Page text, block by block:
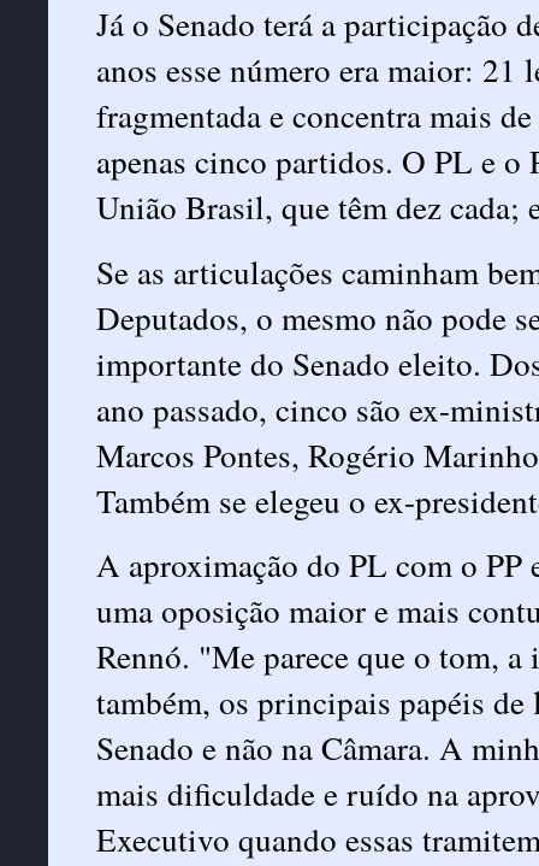
Já o Senado terá a participação
anos esse número era maior: 21
fragmentada e concentra mais
apenas cinco partidos. O PL e
União Brasil, que têm dez cada;
Se as articulações caminham
Deputados, o mesmo não pode
importante do Senado eleito.
ano passado, cinco são ex-
Marcos Pontes, Rogério
Também se elegeu o ex-
A aproximação do PL com o PP
uma oposição maior e mais
Rennó. "Me parece que o tom,
também, os principais papéis de
Senado e não na Câmara. A
mais dificuldade e ruído na
Executivo quando essas